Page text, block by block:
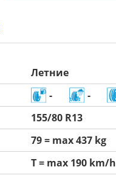
Летние
- -
155/80 R13
79 = max 437 kg
T = max 190 km/h